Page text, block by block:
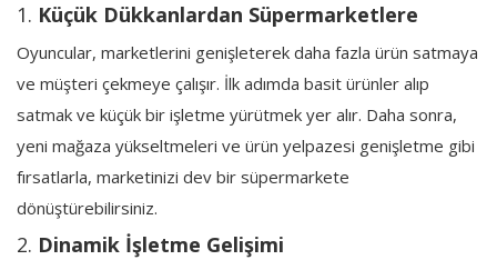
1. Küçük Dükkanlardan Süpermarketlere
Oyuncular, marketlerini genişleterek daha fazla ürün satmaya
ve müşteri çekmeye çalışır. İlk adımda basit ürünler alıp
satmak ve küçük bir işletme yürütmek yer alır. Daha sonra,
yeni mağaza yükseltmeleri ve ürün yelpazesi genişletme gibi
fırsatlarla, marketinizi dev bir süpermarkete
dönüştürebilirsiniz.
2. Dinamik İşletme Gelişimi